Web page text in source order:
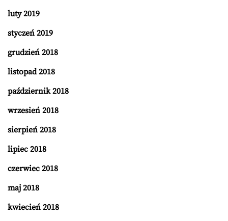
luty 2019
styczeń 2019
grudzień 2018
listopad 2018
październik 2018
wrzesień 2018
sierpień 2018
lipiec 2018
czerwiec 2018
maj 2018
kwiecień 2018